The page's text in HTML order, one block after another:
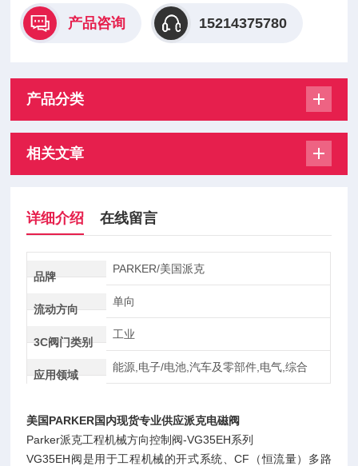
产品咨询 15214375780
产品分类
相关文章
详细介绍 在线留言
品牌
PARKER/美国派克
流动方向
单向
3C阀门类别
工业
应用领域
能源,电子/电池,汽车及零部件,电气,综合
美国PARKER国内现货专业供应派克电磁阀
Parker派克工程机械方向控制阀-VG35EH系列
VG35EH阀是用于工程机械的开式系统、CF（恒流量）多路